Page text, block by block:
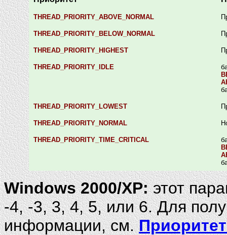
THREAD_PRIORITY_ABOVE_NORMAL
THREAD_PRIORITY_BELOW_NORMAL
THREAD_PRIORITY_HIGHEST
THREAD_PRIORITY_IDLE
THREAD_PRIORITY_LOWEST
THREAD_PRIORITY_NORMAL
THREAD_PRIORITY_TIME_CRITICAL
Windows 2000/XP:этот
-4, -3, 3, 4, 5, или 6. Для
информации, см.